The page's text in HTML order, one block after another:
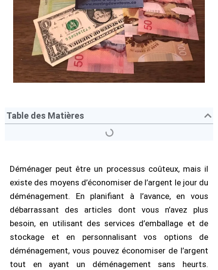
Table des Matières
Déménager peut être un processus coûteux, mais il
existe des moyens d’économiser de l’argent le jour du
déménagement. En planifiant à l’avance, en vous
débarrassant des articles dont vous n’avez plus
besoin, en utilisant des services d’emballage et de
stockage et en personnalisant vos options de
déménagement, vous pouvez économiser de l’argent
tout en ayant un déménagement sans heurts.